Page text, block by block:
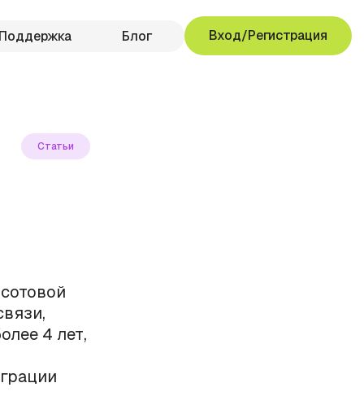
Блог Вход/Регистрация
Статьи
4 лет,